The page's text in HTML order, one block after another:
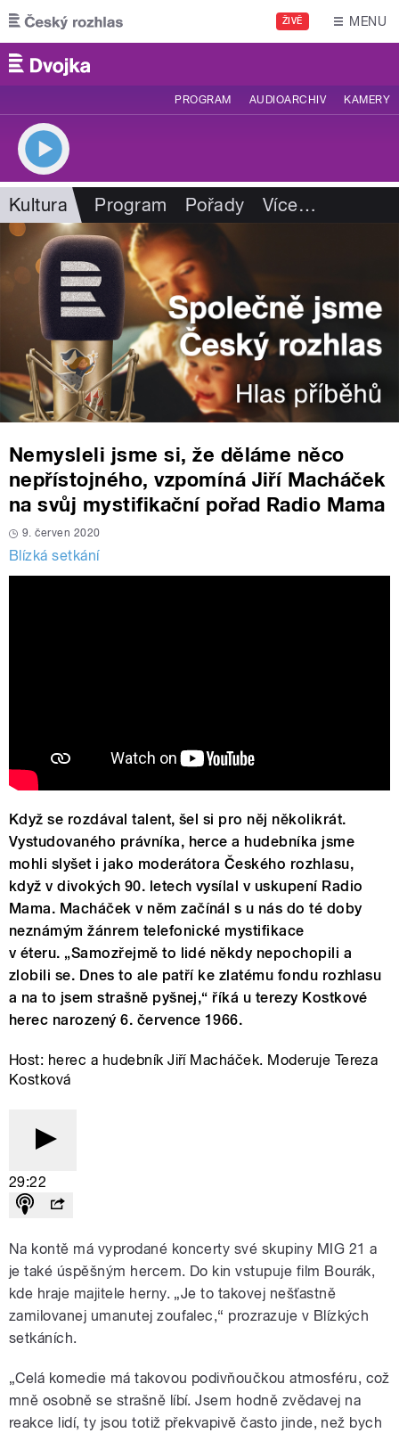
Přejít k hlavnímu obsahu
ŽIVĚ MENU
PROGRAM AUDIOARCHIV KAMERY
Kultura Program Pořady Více…
Nemysleli jsme si, že děláme něco
nepřístojného, vzpomíná Jiří Macháček
na svůj mystifikační pořad Radio Mama
9. červen 2020
Blízká setkání
Když se rozdával talent, šel si pro něj několikrát.
Vystudovaného právníka, herce a hudebníka jsme
mohli slyšet i jako moderátora Českého rozhlasu,
když v divokých 90. letech vysílal v uskupení Radio
Mama. Macháček v něm začínál s u nás do té doby
neznámým žánrem telefonické mystifikace
v éteru. „Samozřejmě to lidé někdy nepochopili a
zlobili se. Dnes to ale patří ke zlatému fondu rozhlasu
a na to jsem strašně pyšnej,“ říká u terezy Kostkové
herec narozený 6. července 1966.
Host: herec a hudebník Jiří Macháček. Moderuje Tereza
Kostková
29:22
Na kontě má vyprodané koncerty své skupiny MIG 21 a
je také úspěšným hercem. Do kin vstupuje film Bourák,
kde hraje majitele herny. „Je to takovej nešťastně
zamilovanej umanutej zoufalec,“ prozrazuje v Blízkých
setkáních.
„Celá komedie má takovou podivňoučkou atmosféru, což
mně osobně se strašně líbí. Jsem hodně zvědavej na
reakce lidí, ty jsou totiž překvapivě často jinde, než bych